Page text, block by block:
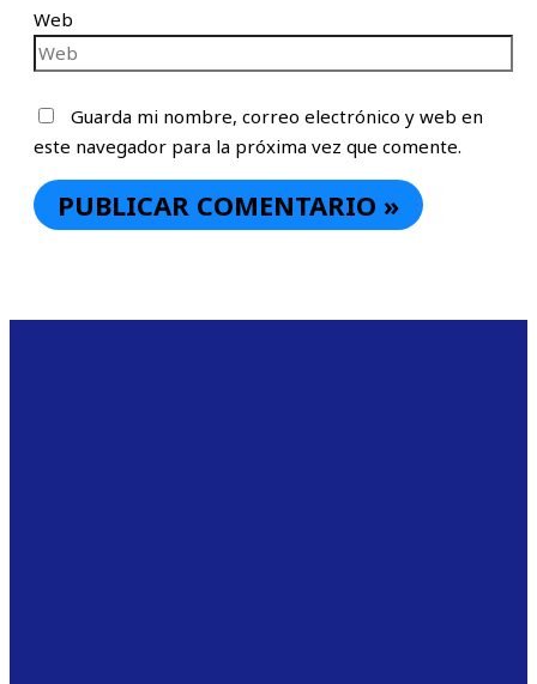
Web
Guarda mi nombre, correo electrónico y web en
este navegador para la próxima vez que comente.